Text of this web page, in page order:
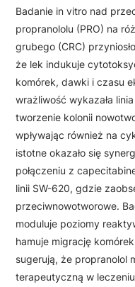
Badanie in vitro nad
propranololu (PRO) na
grubego (CRC)
że lek indukuje
komórek, dawki i czasu
wrażliwość wykazała
tworzenie kolonii
wpływając również na
istotne okazało się
połączeniu z
linii SW-620, gdzie
przeciwnowotworowe.
moduluje poziomy
hamuje migrację
sugerują, że propranolol
terapeutyczną w